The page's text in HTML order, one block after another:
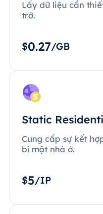
Lấy dữ liệu cần
trở.
$0.27/GB
Static
Cung cấp sự kết
bí mật nhà ở.
$5/IP